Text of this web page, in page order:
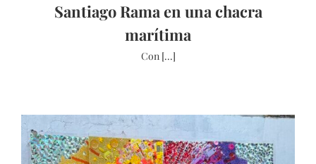
Santiago Rama en una chacra
marítima
Con [...]